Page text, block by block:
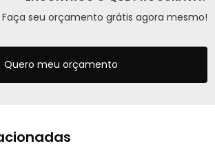
Faça seu orçamento grátis agora mesmo!
Quero meu orçamento